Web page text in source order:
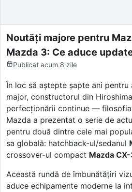
Noutăți majore pentru
Mazda 3: Ce aduce
Publicat acum 8 zile
În loc să aștepte șapte ani pentru
major, constructorul din
perfecționării continue — filosofia
Mazda a prezentat o serie de
pentru două dintre cele mai
sa globală: hatchback-ul/sedanul
crossover-ul compact Mazda
Această rundă de îmbunătățiri
aduce echipamente moderne la